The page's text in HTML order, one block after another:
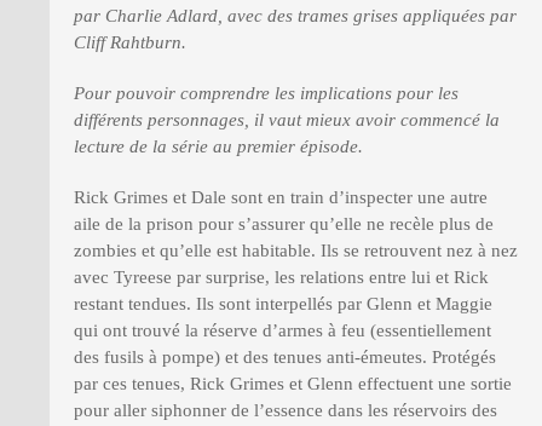
par Charlie Adlard, avec des trames grises appliquées par
Cliff Rahtburn.
Pour pouvoir comprendre les implications pour les
différents personnages, il vaut mieux avoir commencé la
lecture de la série au premier épisode.
Rick Grimes et Dale sont en train d’inspecter une autre
aile de la prison pour s’assurer qu’elle ne recèle plus de
zombies et qu’elle est habitable. Ils se retrouvent nez à nez
avec Tyreese par surprise, les relations entre lui et Rick
restant tendues. Ils sont interpellés par Glenn et Maggie
qui ont trouvé la réserve d’armes à feu (essentiellement
des fusils à pompe) et des tenues anti-émeutes. Protégés
par ces tenues, Rick Grimes et Glenn effectuent une sortie
pour aller siphonner de l’essence dans les réservoirs des